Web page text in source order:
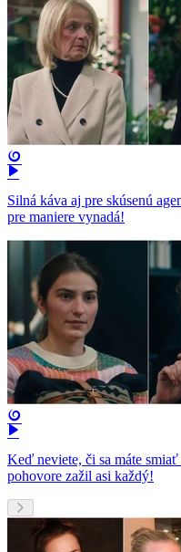
Silná káva aj pre skúsenú
pre maniere vynadá!
Keď neviete, či sa máte
pohovore zažil asi každý!